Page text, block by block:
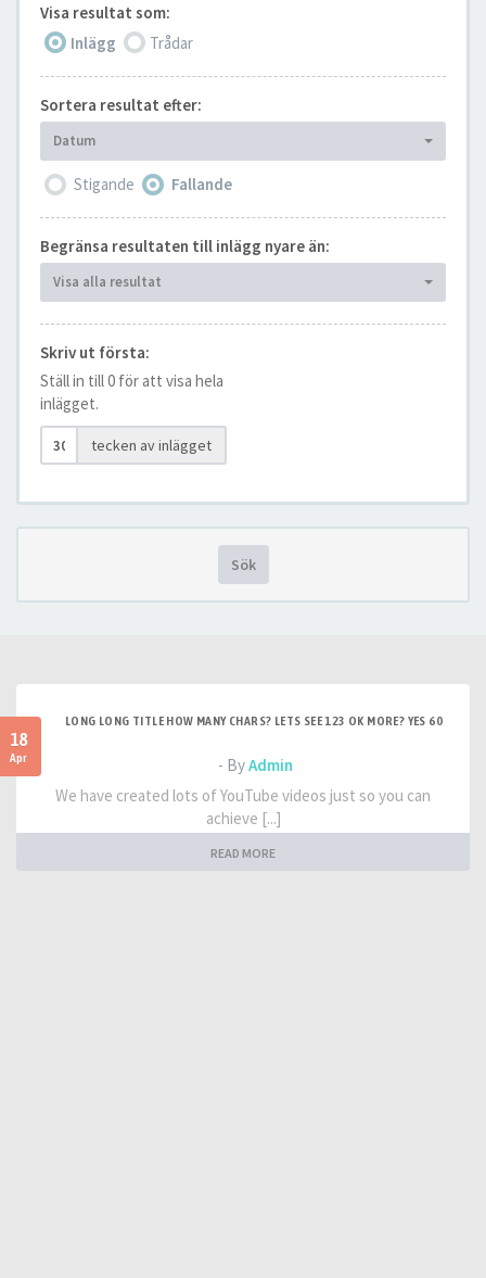
Visa resultat som:
Inlägg
Trådar
Sortera resultat efter:
Datum
Stigande Fallande
Begränsa resultaten till inlägg nyare än:
Visa alla resultat
Skriv ut första:
Ställ in till 0 för att visa hela
inlägget.
tecken av inlägget
Sök
18
Apr
LONG LONG TITLE HOW MANY CHARS? LETS SEE 123 OK MORE? YES 60
- ByAdmin
We have created lots of YouTube videos just so you can
achieve [...]
READ MORE